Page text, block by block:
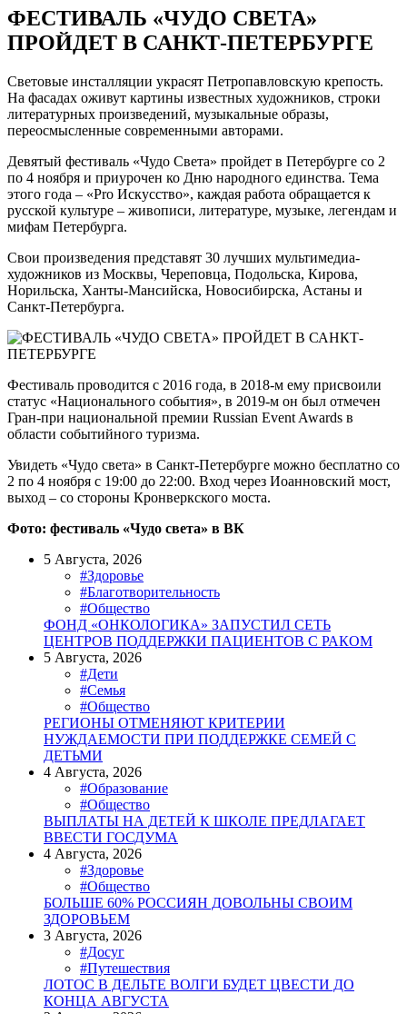
ФЕСТИВАЛЬ «ЧУДО СВЕТА»
ПРОЙДЕТ В САНКТ-ПЕТЕРБУРГЕ
Световые инсталляции украсят Петропавловскую крепость.
На фасадах оживут картины известных художников, строки
литературных произведений, музыкальные образы,
переосмысленные современными авторами.
Девятый фестиваль «Чудо Света» пройдет в Петербурге со 2
по 4 ноября и приурочен ко Дню народного единства. Тема
этого года – «Pro Искусство», каждая работа обращается к
русской культуре – живописи, литературе, музыке, легендам и
мифам Петербурга.
Свои произведения представят 30 лучших мультимедиа-
художников из Москвы, Череповца, Подольска, Кирова,
Норильска, Ханты-Мансийска, Новосибирска, Астаны и
Санкт‑Петербурга.
Фестиваль проводится с 2016 года, в 2018-м ему присвоили
статус «Национального события», в 2019-м он был отмечен
Гран-при национальной премии Russian Event Awards в
области событийного туризма.
Увидеть «Чудо света» в Санкт-Петербурге можно бесплатно со
2 по 4 ноября с 19:00 до 22:00. Вход через Иоанновский мост,
выход – со стороны Кронверкского моста.
Фото: фестиваль «Чудо света» в ВК
5 Августа, 2026
#Здоровье
#Благотворительность
#Общество
ФОНД «ОНКОЛОГИКА» ЗАПУСТИЛ СЕТЬ
ЦЕНТРОВ ПОДДЕРЖКИ ПАЦИЕНТОВ С РАКОМ
5 Августа, 2026
#Дети
#Семья
#Общество
РЕГИОНЫ ОТМЕНЯЮТ КРИТЕРИИ
НУЖДАЕМОСТИ ПРИ ПОДДЕРЖКЕ СЕМЕЙ С
ДЕТЬМИ
4 Августа, 2026
#Образование
#Общество
ВЫПЛАТЫ НА ДЕТЕЙ К ШКОЛЕ ПРЕДЛАГАЕТ
ВВЕСТИ ГОСДУМА
4 Августа, 2026
#Здоровье
#Общество
БОЛЬШЕ 60% РОССИЯН ДОВОЛЬНЫ СВОИМ
ЗДОРОВЬЕМ
3 Августа, 2026
#Досуг
#Путешествия
ЛОТОС В ДЕЛЬТЕ ВОЛГИ БУДЕТ ЦВЕСТИ ДО
КОНЦА АВГУСТА